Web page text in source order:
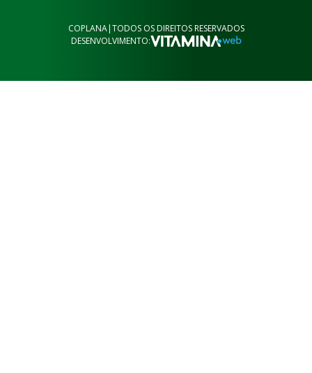
COPLANA|TODOS OS DIREITOS RESERVADOS
DESENVOLVIMENTO: